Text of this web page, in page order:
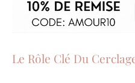
Le Rôle Clé Du